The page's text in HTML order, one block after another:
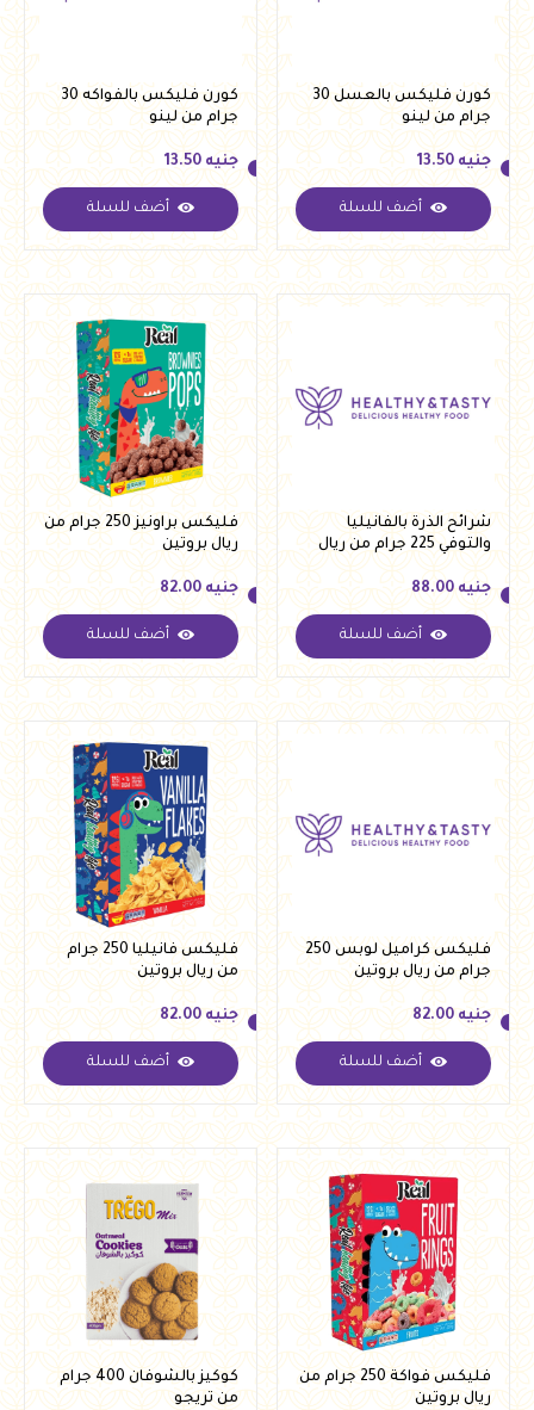
كورن فليكس بالعسل 30
جرام من لينو
جنيه
جنيه 13.50
أضف للسلة
كورن فليكس بالفواكه 30
جرام من لينو
جنيه
جنيه 13.50
أضف للسلة
شرائح الذرة بالفانيليا
والتوفي 225 جرام من ريال
جنيه
جنيه 88.00
أضف للسلة
فليكس براونيز 250 جرام من
ريال بروتين
جنيه
جنيه 82.00
أضف للسلة
فليكس كراميل لوبس 250
جرام من ريال بروتين
جنيه
جنيه 82.00
أضف للسلة
فليكس فانيليا 250 جرام
من ريال بروتين
جنيه
جنيه 82.00
أضف للسلة
فليكس فواكة 250 جرام من
ريال بروتين
كوكيز بالشوفان 400 جرام
من تريجو